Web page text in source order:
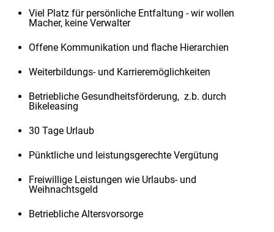
Viel Platz für persönliche Entfaltung - wir wollen
Macher, keine Verwalter
Offene Kommunikation und flache Hierarchien
Weiterbildungs- und Karrieremöglichkeiten
Betriebliche Gesundheitsförderung, z.b. durch
Bikeleasing
30 Tage Urlaub
Pünktliche und leistungsgerechte Vergütung
Freiwillige Leistungen wie Urlaubs- und
Weihnachtsgeld
Betriebliche Altersvorsorge